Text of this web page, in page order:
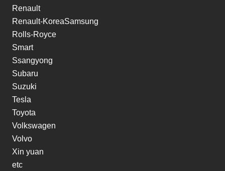
Renault
Renault-KoreaSamsung
Rolls-Royce
Smart
Ssangyong
Subaru
Suzuki
Tesla
Toyota
Volkswagen
Volvo
Xin yuan
etc